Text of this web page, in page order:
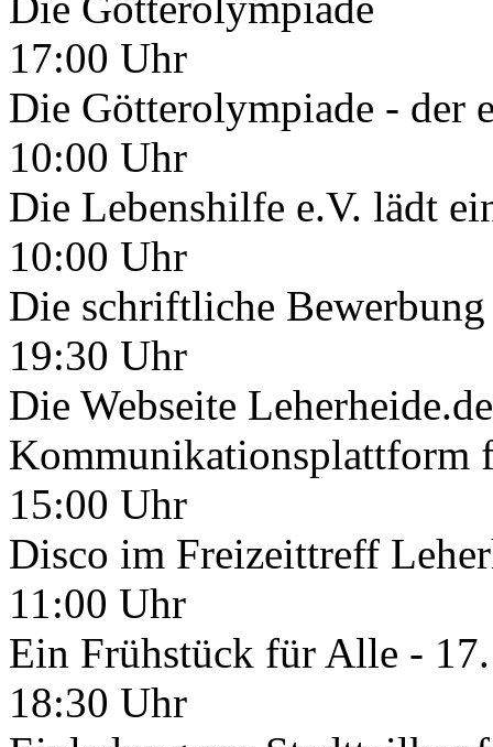
17:00 Uhr
Die Götterolympiade - der
10:00 Uhr
Die Lebenshilfe e.V. lädt
10:00 Uhr
Die schriftliche Bewerbung
19:30 Uhr
Die Webseite
Kommunikationsplattform
15:00 Uhr
Disco im Freizeittreff
11:00 Uhr
Ein Frühstück für Alle -
18:30 Uhr